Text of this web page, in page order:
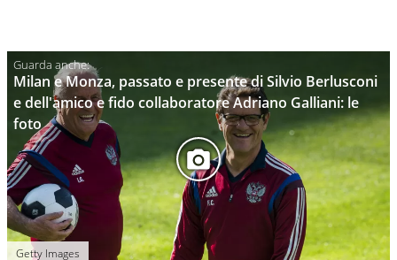
Milan e Monza, passato e presente di Silvio Berlusconi
e dell'amico e fido collaboratore Adriano Galliani: le
foto
Getty Images